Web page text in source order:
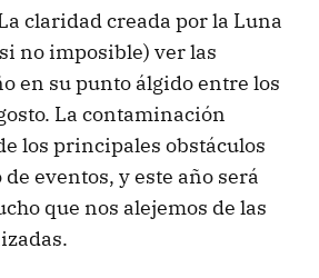
claridad creada por la Luna
no imposible) ver las
en su punto álgido entre los
La contaminación
los principales obstáculos
eventos, y este año será
que nos alejemos de las